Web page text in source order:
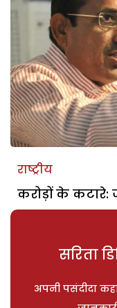
राष्ट्रीय
करोड़ों के
सरिता
अपनी पसंदीदा